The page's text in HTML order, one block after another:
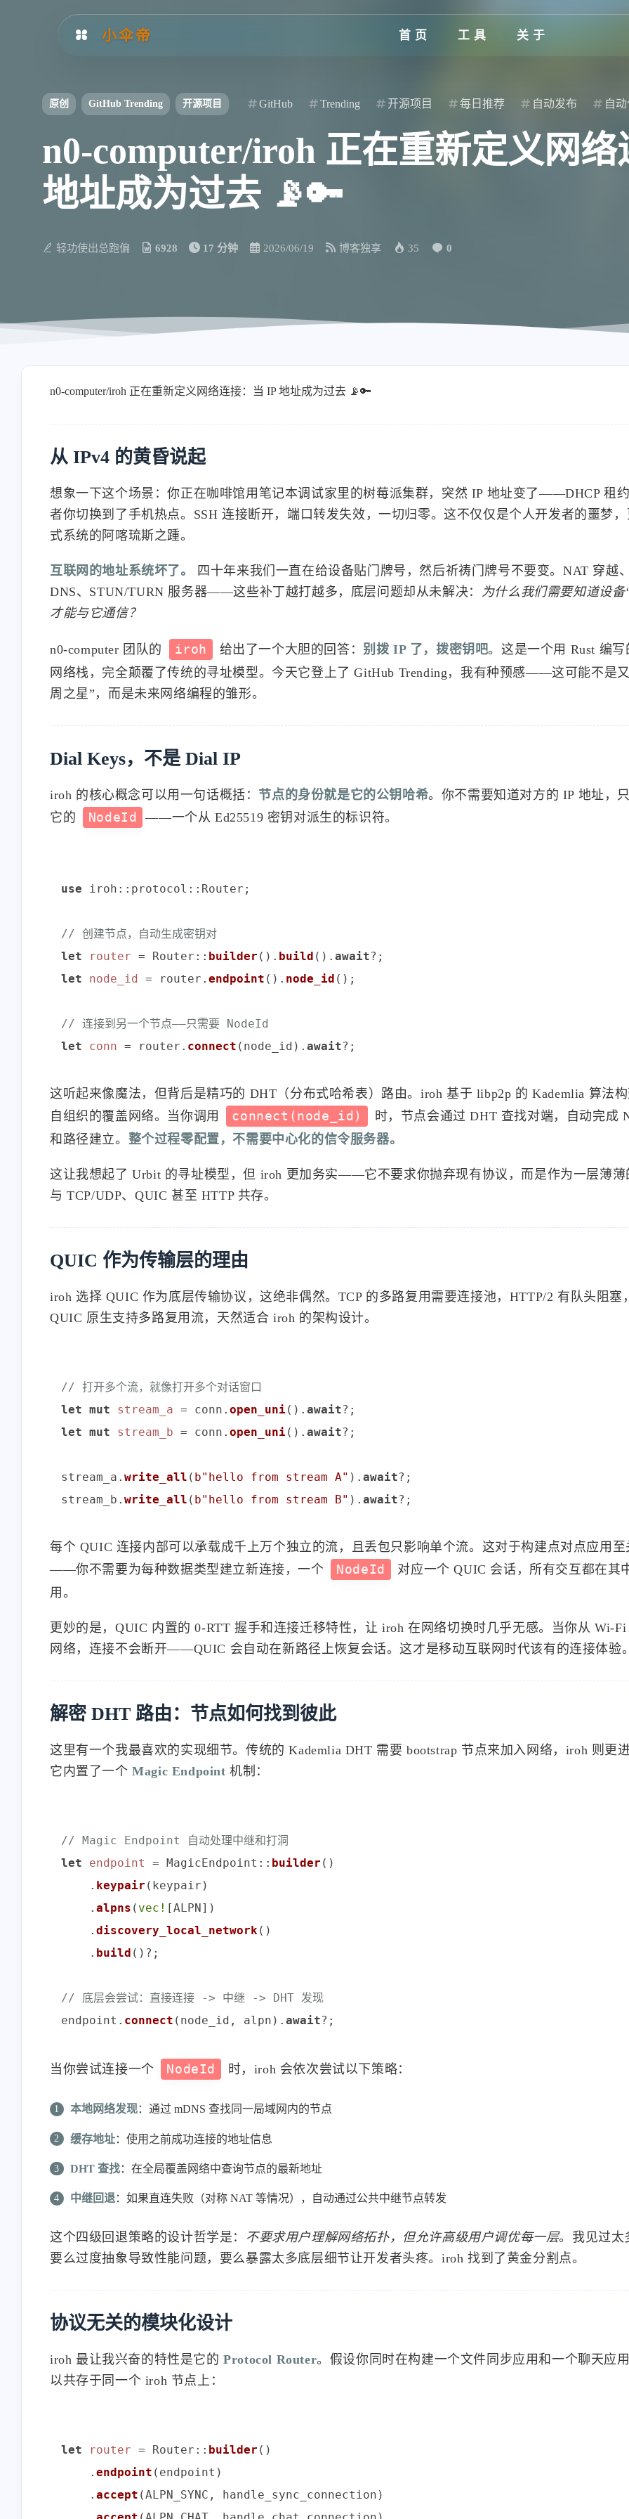
互动
最近评论
stonewu
<p>又改回用七牛云内部的
11-13-2025
天机推演0 储物袋0 云渲染1 UE5 19
26篇 53篇
小伞帝 首页 工具 关于
原创 GitHub Trending 开源项目 GitHub Trending 开源项目 每日推荐 自动发布 自
n0-computer/iroh 正在重新定义网
地址成为过去 📡🔑
轻功使出总跑偏 6928 17 分钟 2026/06/19 博客独享 35 0
n0-computer/iroh 正在重新定义网络连接：当 IP 地址成为过去 📡🔑
从 IPv4 的黄昏说起
想象一下这个场景：你正在咖啡馆用笔记本调试家里的树莓派集群，突然 IP 地址变了——DHCP 租
者你切换到了手机热点。SSH 连接断开，端口转发失效，一切归零。这不仅仅是个人开发者的噩梦
式系统的阿喀琉斯之踵。
互联网的地址系统坏了。
四十年来我们一直在给设备贴门牌号，然后祈祷门牌号不要变。NAT 穿越
DNS、STUN/TURN 服务器——这些补丁越打越多，底层问题却从未解决： 为什么我们需要知道设
才能与它通信？
n0-computer 团队的 iroh 给出了一个大胆的回答： 别拨 IP 了，拨密钥吧。这是一个用 Rust 编
网络栈，完全颠覆了传统的寻址模型。今天它登上了 GitHub Trending，我有种预感——这可能不是
周之星”，而是未来网络编程的雏形。
Dial Keys，不是 Dial IP
iroh 的核心概念可以用一句话概括： 节点的身份就是它的公钥哈希。你不需要知道对方的 IP 地址，
它的
NodeId ——一个从 Ed25519 密钥对派生的标识符。
use iroh::protocol::Router;
// 创建节点，自动生成密钥对
let
router = Router:: builder (). build (). await
let
node_id = router. endpoint (). node_id ();
// 连接到另一个节点——只需要 NodeId
let
conn = router. connect (node_id). await
这听起来像魔法，但背后是精巧的 DHT（分布式哈希表）路由。iroh 基于 libp2p 的 Kademlia 算法
自组织的覆盖网络。当你调用
connect(node_id)
时，节点会通过 DHT 查找对端，自动完成
和路径建立。 整个过程零配置，不需要中心化的信令服务器。
这让我想起了 Urbit 的寻址模型，但 iroh 更加务实——它不要求你抛弃现有协议，而是作为一层薄薄
与 TCP/UDP、QUIC 甚至 HTTP 共存。
QUIC 作为传输层的理由
iroh 选择 QUIC 作为底层传输协议，这绝非偶然。TCP 的多路复用需要连接池，HTTP/2 有队头阻塞
QUIC 原生支持多路复用流，天然适合 iroh 的架构设计。
// 打开多个流，就像打开多个对话窗口
let mut stream_a = conn. open_uni(). await
let mut stream_b = conn. open_uni(). await?;
stream_a. write_all ( b"hello from stream A" ). await?;
stream_b. write_all ( b"hello from stream B" ). await
每个 QUIC 连接内部可以承载成千上万个独立的流，且丢包只影响单个流。这对于构建点对点应用至
——你不需要为每种数据类型建立新连接，一个
NodeId
对应一个 QUIC 会话，所有交互都在其
用。
更妙的是，QUIC 内置的 0-RTT 握手和连接迁移特性，让 iroh 在网络切换时几乎无感。当你从 Wi-
网络，连接不会断开——QUIC 会自动在新路径上恢复会话。这才是移动互联网时代该有的连接体验
解密 DHT 路由：节点如何找到彼此
这里有一个我最喜欢的实现细节。传统的 Kademlia DHT 需要 bootstrap 节点来加入网络，iroh 则
它内置了一个Magic Endpoint 机制：
// Magic Endpoint 自动处理中继和打洞
let
endpoint = MagicEndpoint:: builder ()
    .
keypair (keypair)
    .
alpns ( vec! [ALPN])
    .
discovery_local_network()
    .
build ()?;
// 底层会尝试：直接连接 -> 中继 -> DHT 发现
endpoint. connect (node_id, alpn). await
当你尝试连接一个 NodeId 时，iroh 会依次尝试以下策略：
本地网络发现：通过 mDNS 查找同一局域网内的节点
缓存地址：使用之前成功连接的地址信息
DHT 查找：在全局覆盖网络中查询节点的最新地址
中继回退：如果直连失败（对称 NAT 等情况），自动通过公共中继节点转发
这个四级回退策略的设计哲学是： 不要求用户理解网络拓扑，但允许高级用户调优每一层。我见过太
要么过度抽象导致性能问题，要么暴露太多底层细节让开发者头疼。iroh 找到了黄金分割点。
协议无关的模块化设计
iroh 最让我兴奋的特性是它的Protocol Router。假设你同时在构建一个文件同步应用和一个聊天应
以共存于同一个 iroh 节点上：
let router = Router:: builder ()
    .
endpoint (endpoint)
    .
accept (ALPN_SYNC, handle_sync_connection)